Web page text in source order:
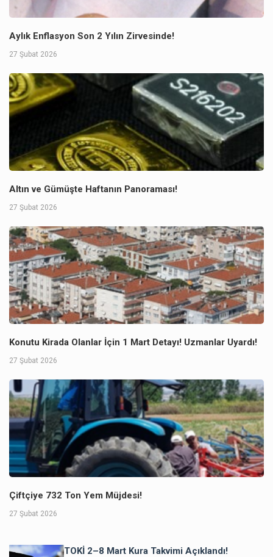
Aylık Enflasyon Son 2 Yılın Zirvesinde!
27 Şubat 2026
Altın ve Gümüşte Haftanın Panoraması!
27 Şubat 2026
Konutu Kirada Olanlar İçin 1 Mart Detayı! Uzmanlar Uyardı!
27 Şubat 2026
Çiftçiye 732 Ton Yem Müjdesi!
27 Şubat 2026
TOKİ 2–8 Mart Kura Takvimi Açıklandı!